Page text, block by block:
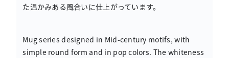
た温かみある風合いに仕上がっています。
Mug series designed in Mid-century motifs, with
simple round form and in pop colors. The whiteness